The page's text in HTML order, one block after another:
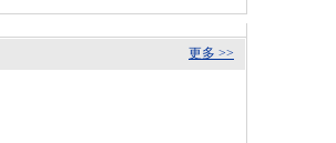
更多 >>